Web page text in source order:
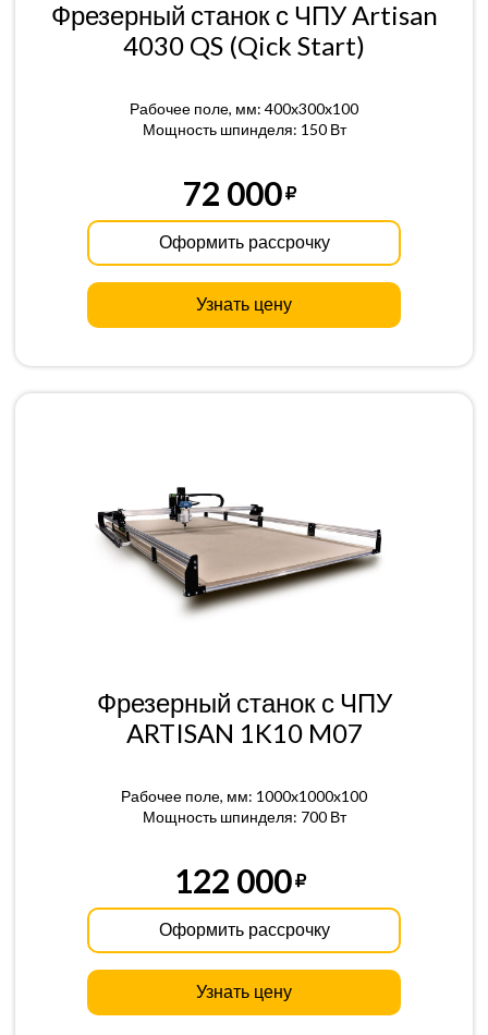
Фрезерный станок с ЧПУ Artisan
4030 QS (Qick Start)
Рабочее поле, мм: 400x300x100
Мощность шпинделя: 150 Вт
72 000
Оформить рассрочку
Узнать цену
Фрезерный станок с ЧПУ
ARTISAN 1K10 M07
Рабочее поле, мм: 1000x1000x100
Мощность шпинделя: 700 Вт
122 000
Оформить рассрочку
Узнать цену